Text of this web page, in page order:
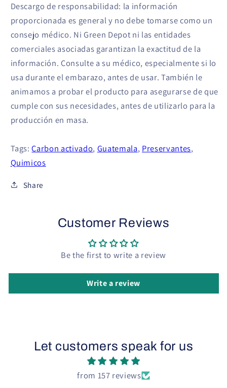
Descargo de responsabilidad: la información
proporcionada es general y no debe tomarse como un
consejo médico. Ni Green Depot ni las entidades
comerciales asociadas garantizan la exactitud de la
información. Consulte a su médico, especialmente si lo
usa durante el embarazo, antes de usar. También le
animamos a probar el producto para asegurarse de que
cumple con sus necesidades, antes de utilizarlo para la
producción en masa.
Tags:Carbon activado, Guatemala, Preservantes,
Quimicos
Share
Customer Reviews
Be the first to write a review
Write a review
Let customers speak for us
from 157 reviews